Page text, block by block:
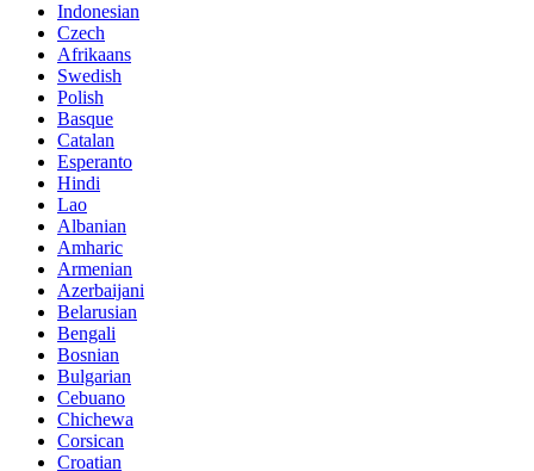
Indonesian
Czech
Afrikaans
Swedish
Polish
Basque
Catalan
Esperanto
Hindi
Lao
Albanian
Amharic
Armenian
Azerbaijani
Belarusian
Bengali
Bosnian
Bulgarian
Cebuano
Chichewa
Corsican
Croatian